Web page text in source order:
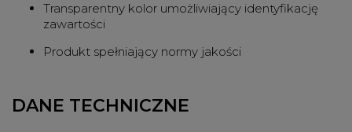
Transparentny kolor umożliwiający identyfikację
zawartości
Produkt spełniający normy jakości
DANE TECHNICZNE